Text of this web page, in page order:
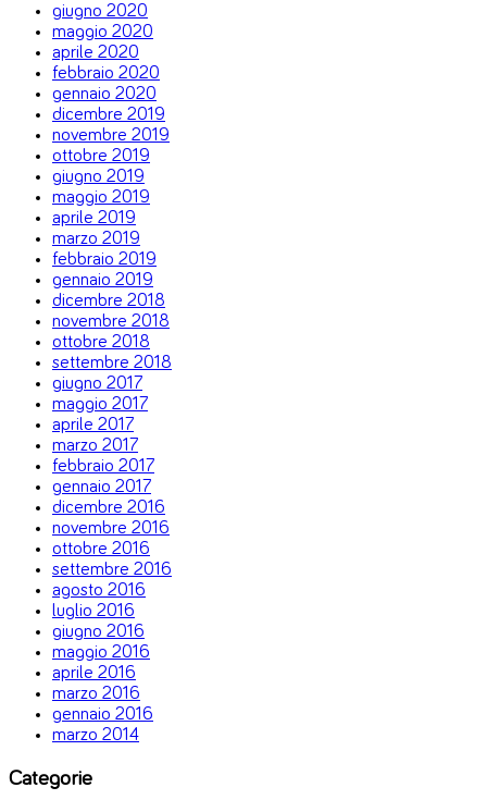
giugno 2020
maggio 2020
aprile 2020
febbraio 2020
gennaio 2020
dicembre 2019
novembre 2019
ottobre 2019
giugno 2019
maggio 2019
aprile 2019
marzo 2019
febbraio 2019
gennaio 2019
dicembre 2018
novembre 2018
ottobre 2018
settembre 2018
giugno 2017
maggio 2017
aprile 2017
marzo 2017
febbraio 2017
gennaio 2017
dicembre 2016
novembre 2016
ottobre 2016
settembre 2016
agosto 2016
luglio 2016
giugno 2016
maggio 2016
aprile 2016
marzo 2016
gennaio 2016
marzo 2014
Categorie